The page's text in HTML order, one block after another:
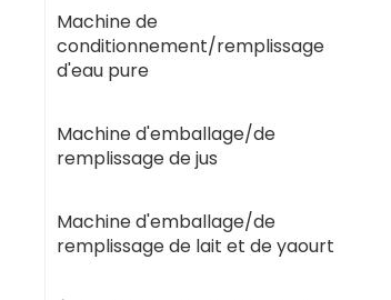
Machine de
conditionnement/remplissage
d'eau pure
Machine d'emballage/de
remplissage de jus
Machine d'emballage/de
remplissage de lait et de yaourt